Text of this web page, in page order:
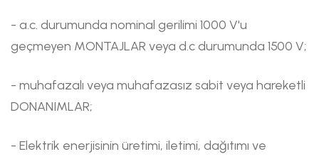
- a.c. durumunda nominal gerilimi 1000 V'u
geçmeyen MONTAJLAR veya d.c durumunda 1500 V;
- muhafazalı veya muhafazasız sabit veya hareketli
DONANIMLAR;
- Elektrik enerjisinin üretimi, iletimi, dağıtımı ve